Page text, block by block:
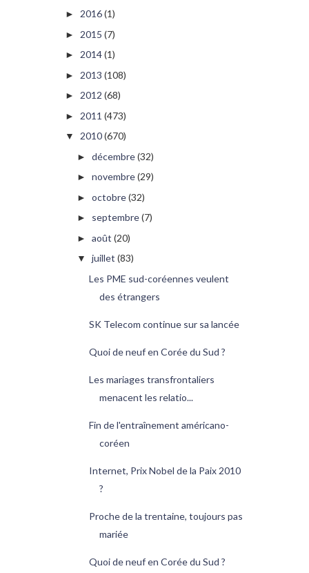
► 2016(1)
► 2015 (7)
► 2014(1)
► 2013 (108)
► 2012 (68)
► 2011 (473)
▼ 2010(670)
► décembre(32)
► novembre(29)
► octobre(32)
► septembre(7)
► août (20)
▼ juillet (83)
Les PME sud-coréennes veulent
des étrangers
SK Telecom continue sur sa lancée
Quoi de neuf en Corée du Sud ?
Les mariages transfrontaliers
menacent les relatio...
Fin de l'entraînement américano-
coréen
Internet, Prix Nobel de la Paix 2010
?
Proche de la trentaine, toujours pas
mariée
Quoi de neuf en Corée du Sud ?